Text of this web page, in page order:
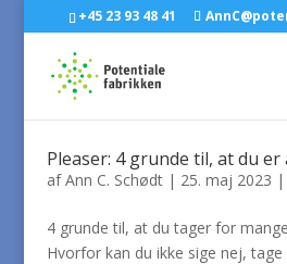
+45 23 93 48 41
Pleaser: 4 grunde til, at du
afAnn C. Schødt| 25. maj 2023 |
4 grunde til, at du tager for
Hvorfor kan du ikke sige nej,